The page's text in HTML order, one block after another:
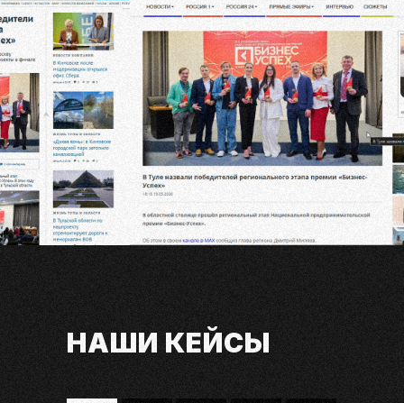
НАШИ КЕЙСЫ